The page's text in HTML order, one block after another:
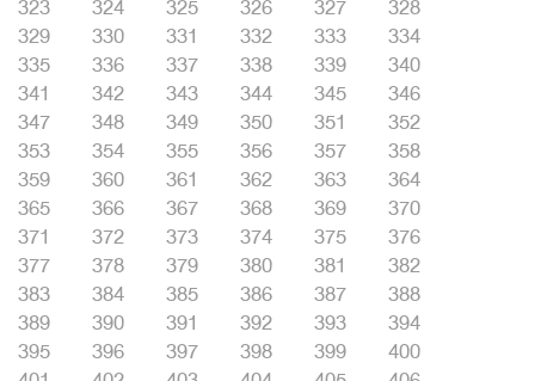
323
324 325 326 327
328
329
330 331 332 333
334
335
336 337 338 339
340
341
342 343 344 345
346
347
348 349 350 351
352
353
354 355 356 357
358
359
360 361 362 363
364
365
366 367 368 369
370
371
372 373 374 375
376
377
378 379 380 381
382
383
384 385 386 387
388
389
390 391 392 393
394
395
396 397 398 399
400